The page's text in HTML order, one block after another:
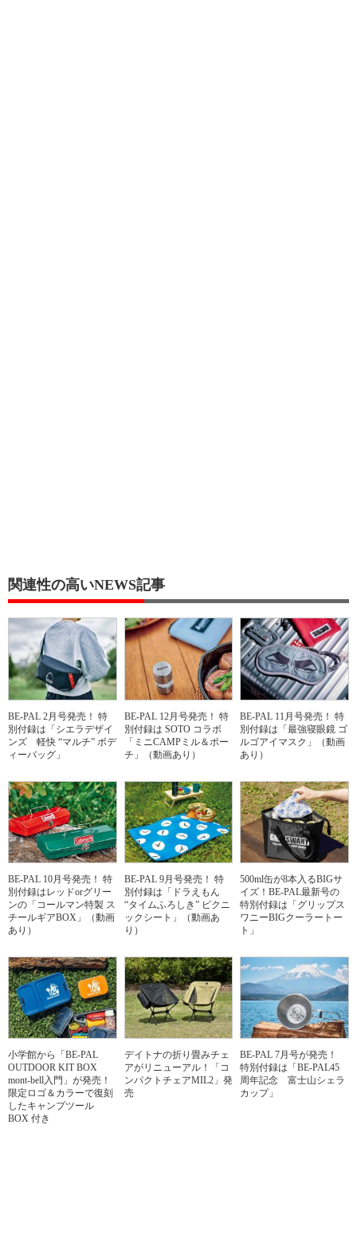
関連性の高いNEWS記事
BE-PAL 2月号発売！ 特
別付録は「シエラデザイ
ンズ 軽快 “マルチ” ボデ
ィーバッグ」
BE-PAL 12月号発売！ 特
別付録は SOTO コラボ
「ミニCAMPミル＆ポー
チ」（動画あり）
BE-PAL 11月号発売！ 特
別付録は「最強寝眼鏡 ゴ
ルゴアイマスク」（動画
あり）
BE-PAL 10月号発売！ 特
別付録はレッドorグリー
ンの「コールマン特製 ス
チールギアBOX」（動画
あり）
BE-PAL 9月号発売！ 特
別付録は「ドラえもん
“タイムふろしき” ピクニ
ックシート」（動画あ
り）
500ml缶が8本入るBIGサ
イズ！BE-PAL最新号の
特別付録は「グリップス
ワニーBIGクーラートー
ト」
小学館から「BE-PAL
OUTDOOR KIT BOX
mont-bell入門」が発売！
限定ロゴ＆カラーで復刻
したキャンプツール
BOX 付き
デイトナの折り畳みチェ
アがリニューアル！「コ
ンパクトチェアMIL2」発
売
BE-PAL 7月号が発売！
特別付録は「BE-PAL45
周年記念 富士山シェラ
カップ」